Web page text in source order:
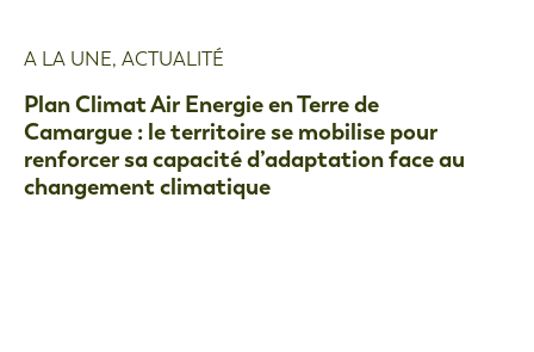
A LA UNE, ACTUALITÉ
Plan Climat Air Energie en Terre de
Camargue : le territoire se mobilise pour
renforcer sa capacité d’adaptation face au
changement climatique